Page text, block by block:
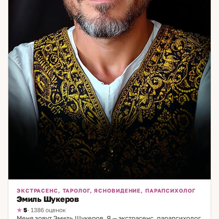
внутреннему равновесию и уверенности.
ЭКСТРАСЕНС, ТАРОЛОГ, ЯСНОВИДЕНИЕ, ПАРАПСИХОЛОГ
Эмиль Шукеров
5· 1386 оценок